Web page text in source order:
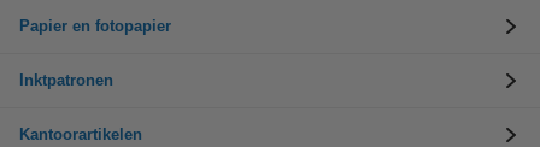
Papier en fotopapier
Inktpatronen
Kantoorartikelen